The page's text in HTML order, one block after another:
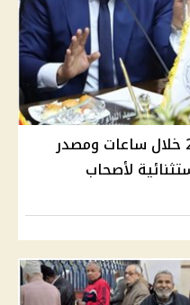
بدء قبض معاشات مارس 2026 خلال ساعات ومصدر
لأصحاب